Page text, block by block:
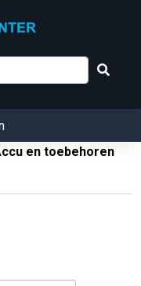
en toebehoren